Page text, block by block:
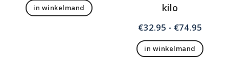
in winkelmand
kilo
€32.95 - €74.95
tot
in winkelmand